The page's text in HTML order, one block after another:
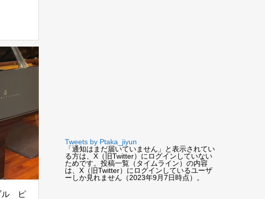
ル ピ
Tweets by Ptaka_jiyun
「通知はまだ届いていません」と表示されてい
る方は、X（旧Twitter）にログインしていない
ためです。投稿一覧（タイムライン）の内容
は、X（旧Twitter）にログインしているユーザ
ーしか見れません（2023年9月7日時点）。